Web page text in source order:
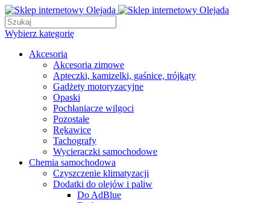
Wybierz kategorię
Akcesoria
Akcesoria zimowe
Apteczki, kamizelki, gaśnice, trójkąty
Gadżety motoryzacyjne
Opaski
Pochłaniacze wilgoci
Pozostałe
Rękawice
Tachografy
Wycieraczki samochodowe
Chemia samochodowa
Czyszczenie klimatyzacji
Dodatki do olejów i paliw
Do AdBlue